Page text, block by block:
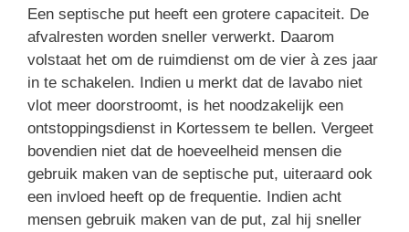
Een septische put heeft een grotere capaciteit. De
afvalresten worden sneller verwerkt. Daarom
volstaat het om de ruimdienst om de vier à zes jaar
in te schakelen. Indien u merkt dat de lavabo niet
vlot meer doorstroomt, is het noodzakelijk een
ontstoppingsdienst in Kortessem te bellen. Vergeet
bovendien niet dat de hoeveelheid mensen die
gebruik maken van de septische put, uiteraard ook
een invloed heeft op de frequentie. Indien acht
mensen gebruik maken van de put, zal hij sneller